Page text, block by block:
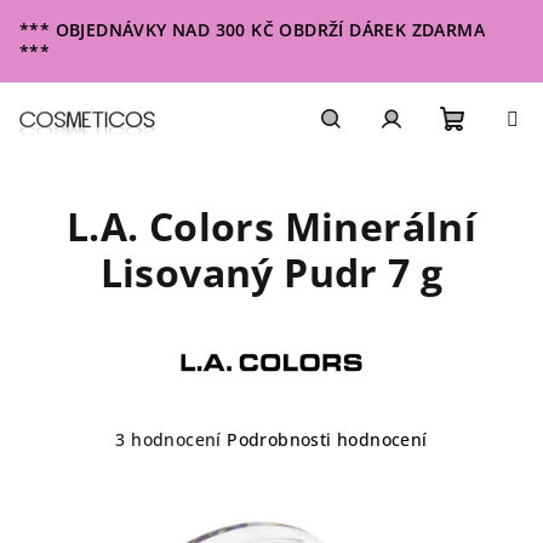
na
obsah
*** OBJEDNÁVKY NAD 300 KČ OBDRŽÍ DÁREK ZDARMA
***
košík
L.A. Colors Minerální
Lisovaný Pudr 7 g
Průměrné
3 hodnocení Podrobnosti hodnocení